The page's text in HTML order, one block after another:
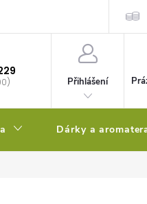
Přihlášení
Dárky a